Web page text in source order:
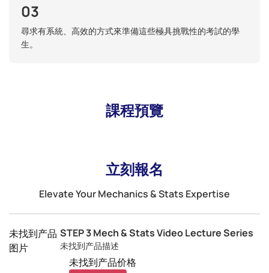
03
尋求有系統、高效的方式來準備這些極具挑戰性的考試的學
生。
課程預覽
立刻報名
Elevate Your Mechanics & Stats Expertise
未找到产品
图片
STEP 3 Mech & Stats Video Lecture Series
未找到产品描述
未找到产品价格